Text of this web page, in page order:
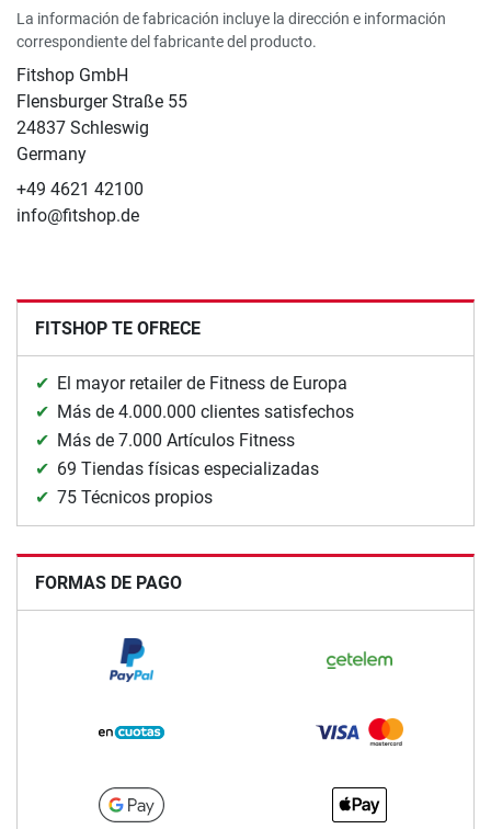
La información de fabricación incluye la dirección e información
correspondiente del fabricante del producto.
Fitshop GmbH
Flensburger Straße 55
24837 Schleswig
Germany
+49 4621 42100
info@fitshop.de
FITSHOP TE OFRECE
El mayor retailer de Fitness de Europa
Más de 4.000.000 clientes satisfechos
Más de 7.000 Artículos Fitness
69 Tiendas físicas especializadas
75 Técnicos propios
FORMAS DE PAGO